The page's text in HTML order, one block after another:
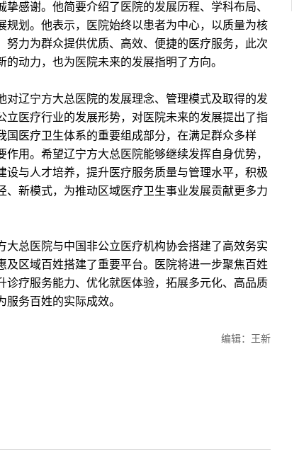
感谢。他简要介绍了医院的发展历程、学科布局、
规划。他表示，医院始终以患者为中心，以质量为核
力为群众提供优质、高效、便捷的医疗服务，此次
动力，也为医院未来的发展指明了方向。
辽宁方大总医院的发展理念、管理模式及取得的发
立医疗行业的发展形势，对医院未来的发展提出了指
国医疗卫生体系的重要组成部分，在满足群众多样
用。希望辽宁方大总医院能够继续发挥自身优势，
设与人才培养，提升医疗服务质量与管理水平，积极
新模式，为推动区域医疗卫生事业发展贡献更多力
总医院与中国非公立医疗机构协会搭建了高效务实
及区域百姓搭建了重要平台。医院将进一步聚焦百姓
诊疗服务能力、优化就医体验，拓展多元化、高品质
务百姓的实际成效。
编辑：王新